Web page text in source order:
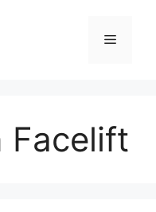
Menu
Facelift